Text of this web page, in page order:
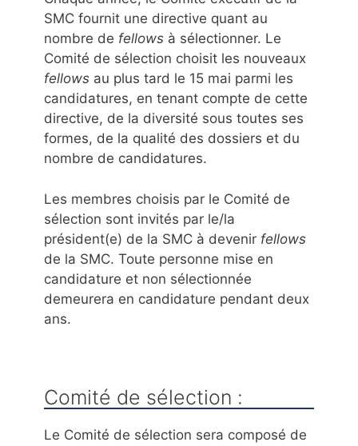
SMC fournit une directive quant au
nombre de fellows à sélectionner. Le
Comité de sélection choisit les nouveaux
fellows au plus tard le 15 mai parmi les
candidatures, en tenant compte de cette
directive, de la diversité sous toutes ses
formes, de la qualité des dossiers et du
nombre de candidatures.
Les membres choisis par le Comité de
sélection sont invités par le/la
président(e) de la SMC à devenir fellows
de la SMC. Toute personne mise en
candidature et non sélectionnée
demeurera en candidature pendant deux
ans.
Comité de sélection :
Le Comité de sélection sera composé de